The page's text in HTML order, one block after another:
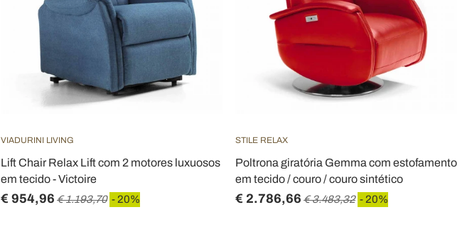
VIADURINI LIVING
Lift Chair Relax Lift com 2 motores luxuosos
em tecido - Victoire
€ 954,96 € 1.193,70 - 20%
STILE RELAX
Poltrona giratória Gemma com estofamento
em tecido / couro / couro sintético
€ 2.786,66 € 3.483,32 - 20%